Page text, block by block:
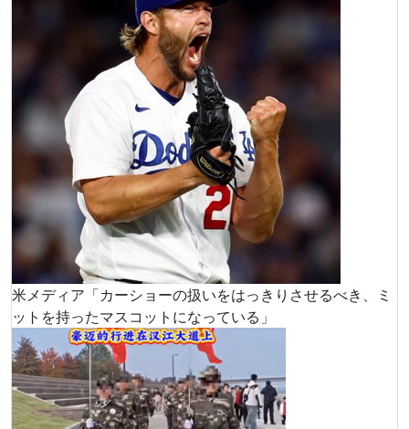
米メディア「カーショーの扱いをはっきりさせるべき、ミ
ットを持ったマスコットになっている」